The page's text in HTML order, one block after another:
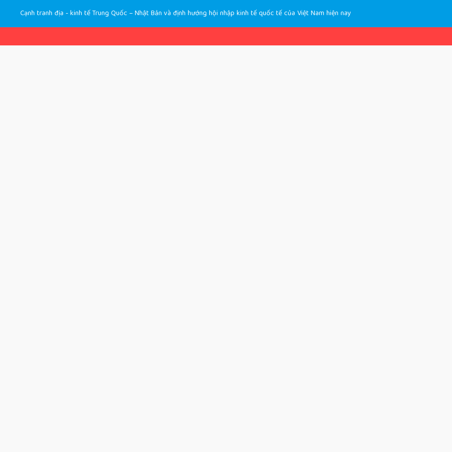
Cạnh tranh địa - kinh tế Trung Quốc – Nhật Bản và định hướng hội nhập kinh tế quốc tế của Việt Nam hiện nay